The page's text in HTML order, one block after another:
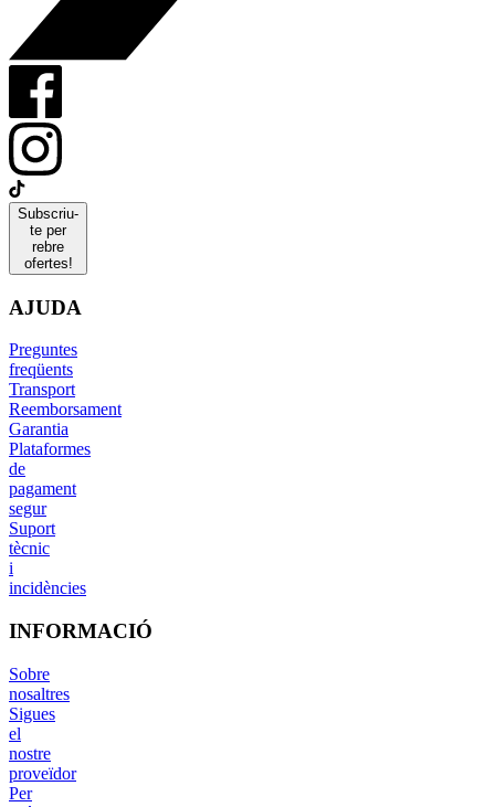
Subscriu-
te per
rebre
ofertes!
AJUDA
Preguntes
freqüents
Transport
Reemborsament
Garantia
Plataformes
de
pagament
segur
Suport
tècnic
i
incidències
INFORMACIÓ
Sobre
nosaltres
Sigues
el
nostre
proveïdor
Per